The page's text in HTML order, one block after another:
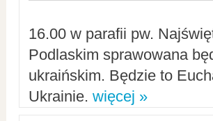
16.00 w parafii pw.
Podlaskim sprawowana
ukraińskim. Będzie to
Ukrainie. więcej »